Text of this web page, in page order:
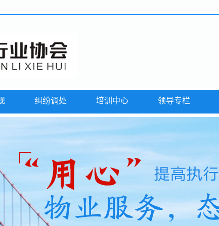
纠纷调处 培训中心 领导专栏